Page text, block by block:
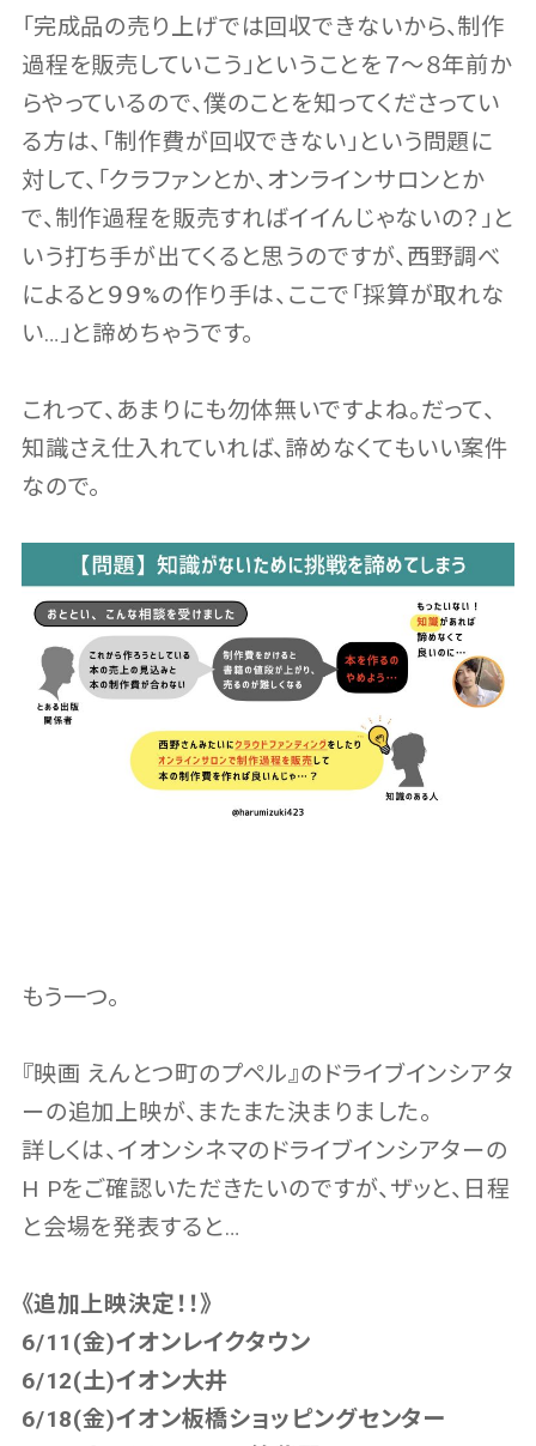
「完成品の売り上げでは回収できないから、制作
過程を販売していこう」ということを７〜８年前か
らやっているので、僕のことを知ってくださってい
る方は、「制作費が回収できない」という問題に
対して、「クラファンとか、オンラインサロンとか
で、制作過程を販売すればイイんじゃないの？」と
いう打ち手が出てくると思うのですが、西野調べ
によると９９%の作り手は、ここで「採算が取れな
い…」と諦めちゃうです。
これって、あまりにも勿体無いですよね。だって、
知識さえ仕入れていれば、諦めなくてもいい案件
なので。
もう一つ。
『映画 えんとつ町のプペル』のドライブインシアタ
ーの追加上映が、またまた決まりました。
詳しくは、イオンシネマのドライブインシアターの
H Pをご確認いただきたいのですが、ザッと、日程
と会場を発表すると…
《追加上映決定！！》
6/11(金)イオンレイクタウン
6/12(土)イオン大井
6/18(金)イオン板橋ショッピングセンター